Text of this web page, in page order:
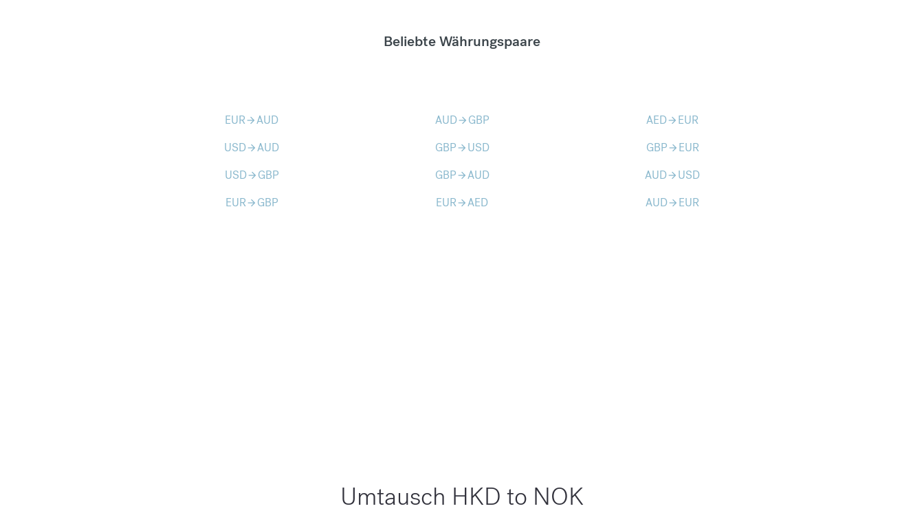
Beliebte Währungspaare
EURarrow_forwardAUD AUDarrow_forward GBP AEDarrow_forward EUR
USDarrow_forwardAUD GBParrow_forward USD GBParrow_forward EUR
USDarrow_forward GBP GBParrow_forwardAUD AUDarrow_forward USD
EURarrow_forward GBP EURarrow_forwardAED AUDarrow_forward EUR
Umtausch HKD to NOK